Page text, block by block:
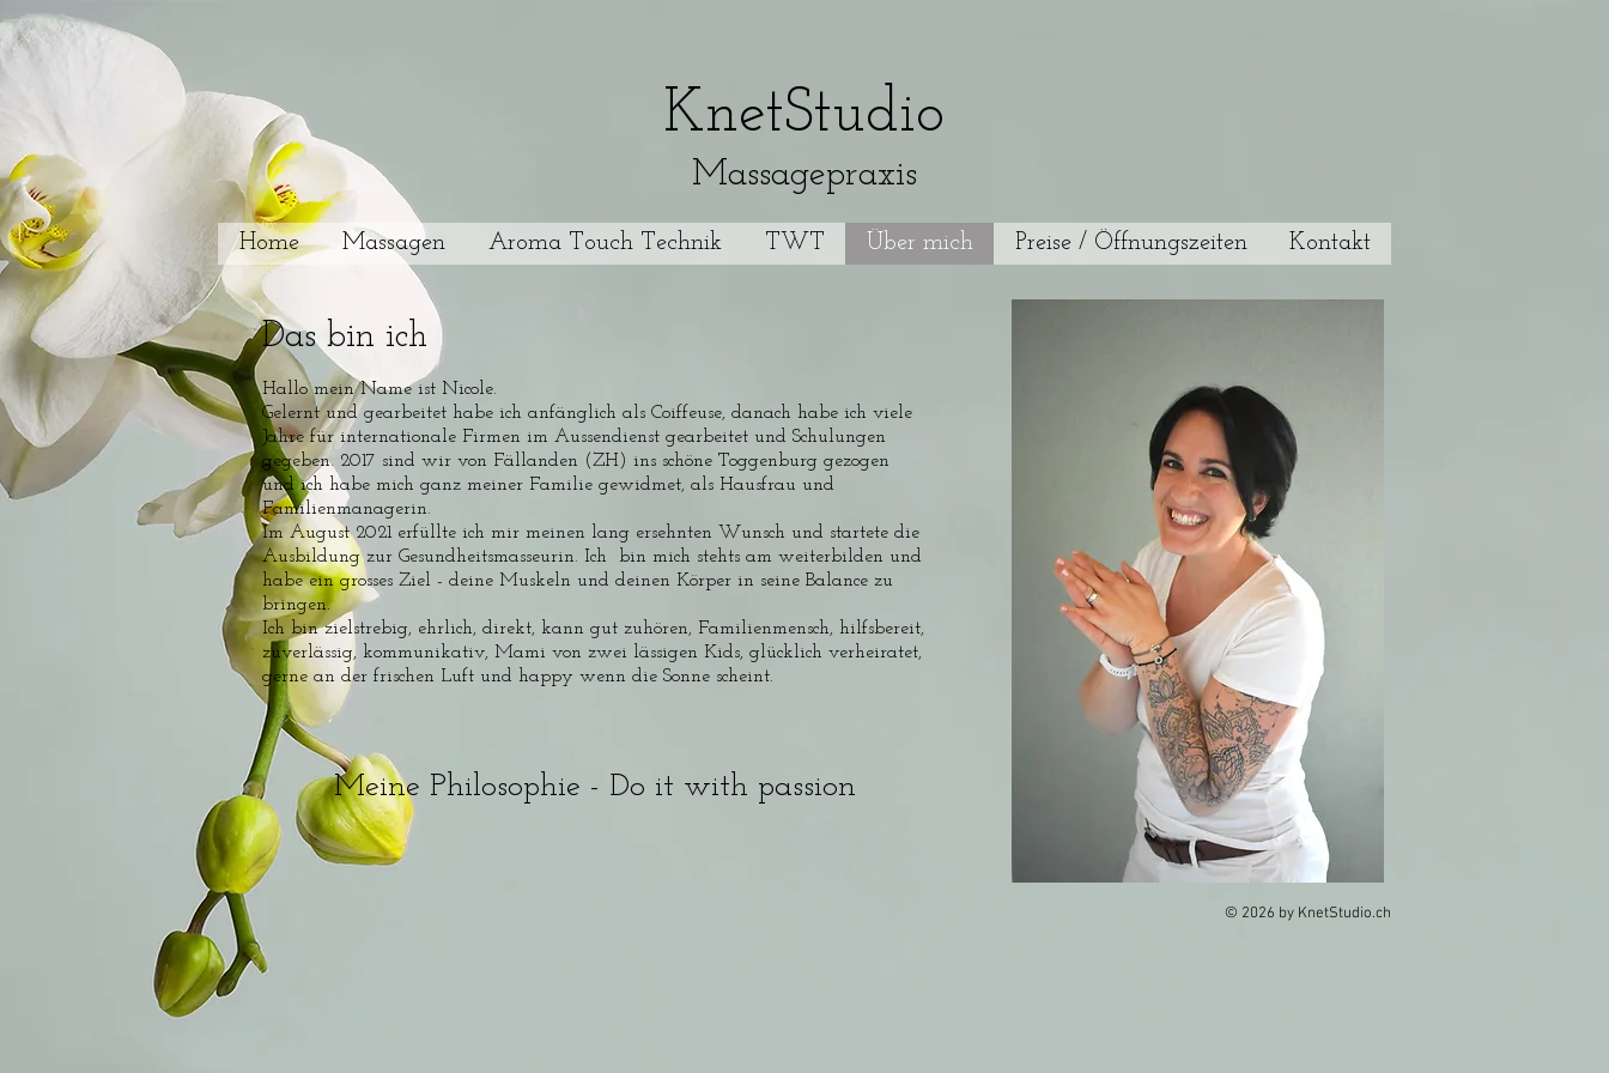
KnetStudio
Massagepraxis
Home Massagen Aroma Touch Technik TWT Über mich Preise / Öffnungszeiten Kontakt
Das bin ich
Hallo mein Name ist Nicole.
Gelernt und gearbeitet habe ich anfänglich als Coiffeuse, danach habe ich viele
Jahre für internationale Firmen im Aussendienst gearbeitet und Schulungen
gegeben. 2017 sind wir von Fällanden (ZH) ins schöne Toggenburg gezogen
und ich habe mich ganz meiner Familie gewidmet, als Hausfrau und
Familienmanagerin.
Im August 2021 erfüllte ich mir meinen lang ersehnten Wunsch und startete die
Ausbildung zur Gesundheitsmasseurin. Ich bin mich stehts am weiterbilden und
habe ein grosses Ziel - deine Muskeln und deinen Körper in seine Balance zu
bringen.
Ich bin zielstrebig, ehrlich, direkt, kann gut zuhören, Familienmensch, hilfsbereit,
zuverlässig, kommunikativ, Mami von zwei lässigen Kids, glücklich verheiratet,
gerne an der frischen Luft und happy wenn die Sonne scheint.
Meine Philosophie - Do it with passion
© 2026 by KnetStudio.ch